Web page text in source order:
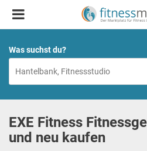
Was suchst du?
EXE Fitness
und neu kaufen